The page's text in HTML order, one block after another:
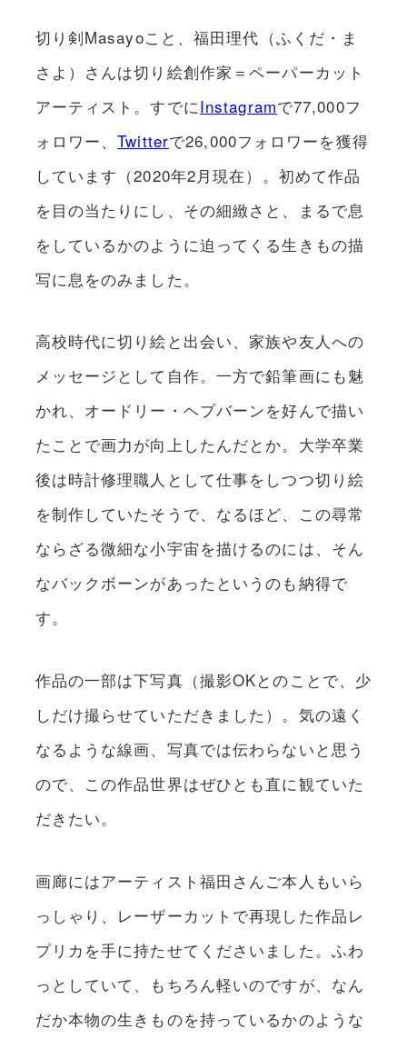
切り剣Masayoこと、福田理代（ふくだ・ま
さよ）さんは切り絵創作家＝ペーパーカット
アーティスト。すでにInstagramで77,000フ
ォロワー、Twitterで26,000フォロワーを獲得
しています（2020年2月現在）。初めて作品
を目の当たりにし、その細緻さと、まるで息
をしているかのように迫ってくる生きもの描
写に息をのみました。
高校時代に切り絵と出会い、家族や友人への
メッセージとして自作。一方で鉛筆画にも魅
かれ、オードリー・ヘプバーンを好んで描い
たことで画力が向上したんだとか。大学卒業
後は時計修理職人として仕事をしつつ切り絵
を制作していたそうで、なるほど、この尋常
ならざる微細な小宇宙を描けるのには、そん
なバックボーンがあったというのも納得で
す。
作品の一部は下写真（撮影OKとのことで、少
しだけ撮らせていただきました）。気の遠く
なるような線画、写真では伝わらないと思う
ので、この作品世界はぜひとも直に観ていた
だきたい。
画廊にはアーティスト福田さんご本人もいら
っしゃり、レーザーカットで再現した作品レ
プリカを手に持たせてくださいました。ふわ
っとしていて、もちろん軽いのですが、なん
だか本物の生きものを持っているかのような